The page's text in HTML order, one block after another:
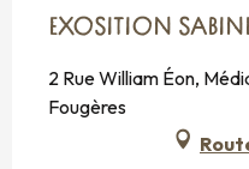
EXOSITION
2 Rue William Éon,
Fougères